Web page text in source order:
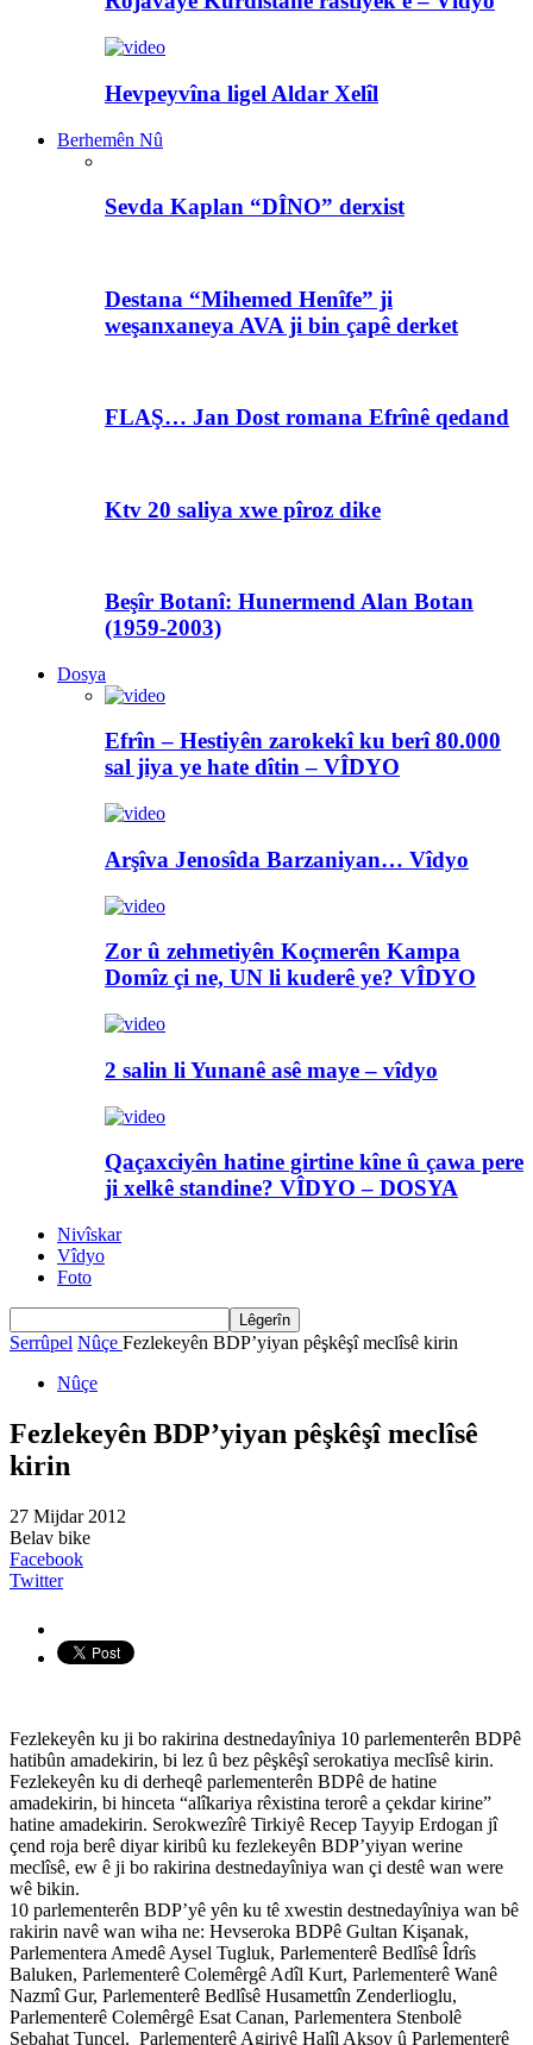
Hevpeyvîna ligel Aldar Xelîl
Berhemên Nû
Sevda Kaplan “DÎNO” derxist
Destana “Mihemed Henîfe” ji
weşanxaneya AVA ji bin çapê derket
FLAŞ… Jan Dost romana Efrînê qedand
Ktv 20 saliya xwe pîroz dike
Beşîr Botanî: Hunermend Alan Botan
(1959-2003)
Dosya
Efrîn – Hestiyên zarokekî ku berî 80.000
sal jiya ye hate dîtin – VÎDYO
Arşîva Jenosîda Barzaniyan… Vîdyo
Zor û zehmetiyên Koçmerên Kampa
Domîz çi ne, UN li kuderê ye? VÎDYO
2 salin li Yunanê asê maye – vîdyo
Qaçaxciyên hatine girtine kîne û çawa pere
ji xelkê standine? VÎDYO – DOSYA
Nivîskar
Vîdyo
Foto
Serrûpel Nûçe Fezlekeyên BDP’yiyan pêşkêşî meclîsê kirin
Nûçe
Fezlekeyên BDP’yiyan pêşkêşî meclîsê
kirin
27 Mijdar 2012
Belav bike
Facebook
Twitter
Fezlekeyên ku ji bo rakirina destnedayîniya 10 parlementerên BDPê
hatibûn amadekirin, bi lez û bez pêşkêşî serokatiya meclîsê kirin.
Fezlekeyên ku di derheqê parlementerên BDPê de hatine
amadekirin, bi hinceta “alîkariya rêxistina terorê a çekdar kirine”
hatine amadekirin. Serokwezîrê Tirkiyê Recep Tayyip Erdogan jî
çend roja berê diyar kiribû ku fezlekeyên BDP’yiyan werine
meclîsê, ew ê ji bo rakirina destnedayîniya wan çi destê wan were
wê bikin.
10 parlementerên BDP’yê yên ku tê xwestin destnedayîniya wan bê
rakirin navê wan wiha ne: Hevseroka BDPê Gultan Kişanak,
Parlementera Amedê Aysel Tugluk, Parlementerê Bedlîsê Îdrîs
Baluken, Parlementerê Colemêrgê Adîl Kurt, Parlementerê Wanê
Nazmî Gur, Parlementerê Bedlîsê Husamettîn Zenderlioglu,
Parlementerê Colemêrgê Esat Canan, Parlementera Stenbolê
Sebahat Tuncel, Parlementerê Agiriyê Halîl Aksoy û Parlementerê